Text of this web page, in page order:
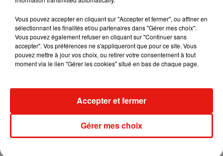
7 août 2026
Angèle et Amélie Lens dévoilent leur
Vous pouvez accepter en cliquant sur "Accepter et fermer", ou affiner en
sélectionnant les finalités et/ou partenaires dans "Gérer mes choix".
Vous pouvez également refuser en cliquant sur "Continuer sans
accepter". Vos préférences ne s'appliqueront que pour ce site. Vous
pouvez mettre à jour vos choix, ou retirer votre consentement à tout
moment via le lien "Gérer les cookies" situé en bas de chaque page.
Gérer mes choix
Accepter et fermer